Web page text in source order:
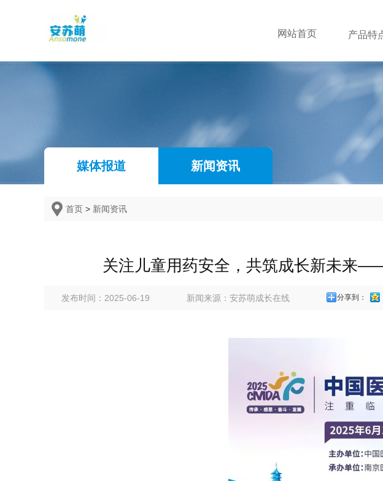
网站首页 产品特
媒体报道 新闻资讯
首页 > 新闻资讯
关注儿童用药安全，共筑成长新未来
发布时间：2025-06-19 新闻来源：安苏萌成长在线 分享到：